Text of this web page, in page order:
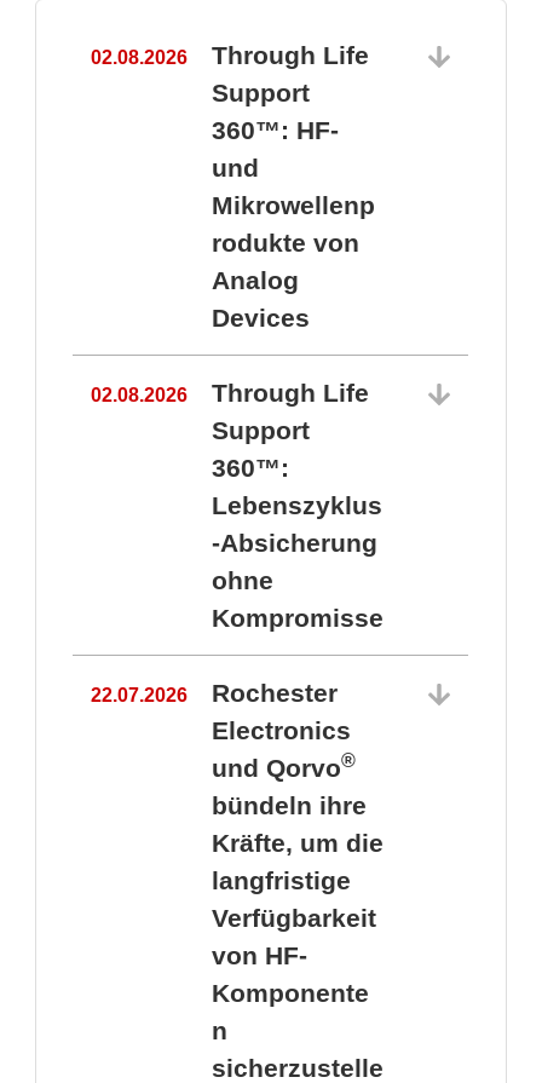
02.08.2026
Through Life
Support
360™: HF-
und
Mikrowellenp
rodukte von
Analog
Devices
02.08.2026
Through Life
Support
360™:
Lebenszyklus
-Absicherung
ohne
Kompromisse
22.07.2026
Rochester
Electronics
und Qorvo®
bündeln ihre
Kräfte, um die
langfristige
Verfügbarkeit
von HF-
Komponente
n
sicherzustelle